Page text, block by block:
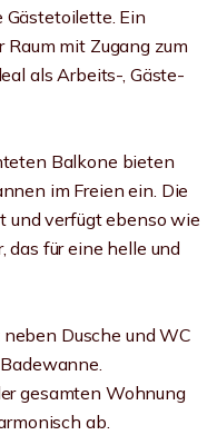
Gästetoilette. Ein
mit Zugang zum
als Arbeits-, Gäste-
Balkone bieten
im Freien ein. Die
und verfügt ebenso wie
das für eine helle und
Dusche und WC
gesamten Wohnung
ab.